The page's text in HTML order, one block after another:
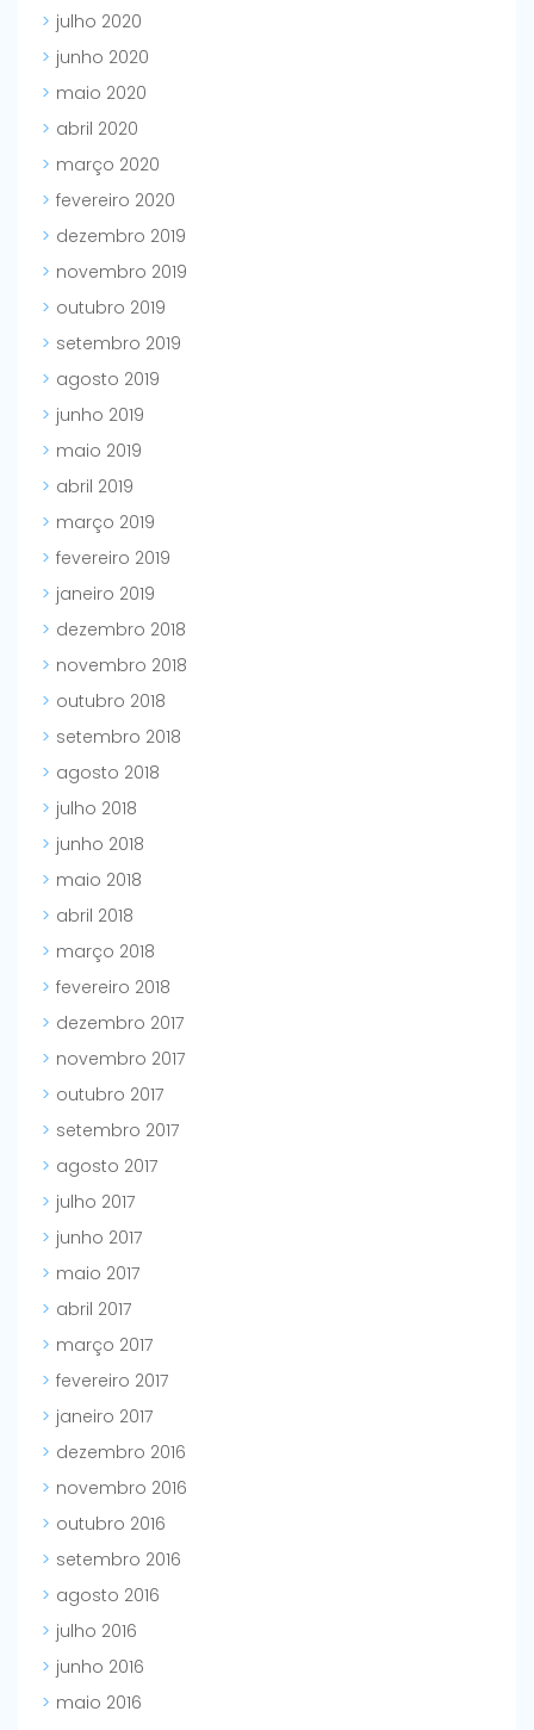
julho 2020
junho 2020
maio 2020
abril 2020
março 2020
fevereiro 2020
dezembro 2019
novembro 2019
outubro 2019
setembro 2019
agosto 2019
junho 2019
maio 2019
abril 2019
março 2019
fevereiro 2019
janeiro 2019
dezembro 2018
novembro 2018
outubro 2018
setembro 2018
agosto 2018
julho 2018
junho 2018
maio 2018
abril 2018
março 2018
fevereiro 2018
dezembro 2017
novembro 2017
outubro 2017
setembro 2017
agosto 2017
julho 2017
junho 2017
maio 2017
abril 2017
março 2017
fevereiro 2017
janeiro 2017
dezembro 2016
novembro 2016
outubro 2016
setembro 2016
agosto 2016
julho 2016
junho 2016
maio 2016